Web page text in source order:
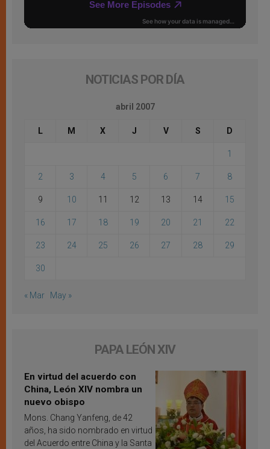
NOTICIAS POR DÍA
abril 2007
L M X J V S D
1
2 3 4 5 6 7 8
9 10 11 12 13 14 15
16 17 18 19 20 21 22
23 24 25 26 27 28 29
30
« Mar May »
PAPA LEÓN XIV
En virtud del acuerdo con
China, León XIV nombra un
nuevo obispo
Mons. Chang Yanfeng, de 42
años, ha sido nombrado en virtud
del Acuerdo entre China y la Santa